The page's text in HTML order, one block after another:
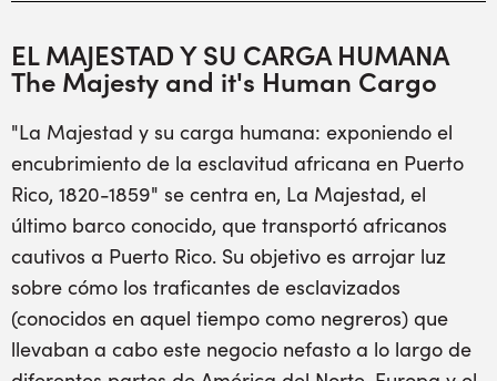
EL MAJESTAD Y SU CARGA HUMANA
The Majesty and it's Human Cargo
"La Majestad y su carga humana: exponiendo el
encubrimiento de la esclavitud africana en Puerto
Rico, 1820-1859" se centra en, La Majestad, el
último barco conocido, que transportó africanos
cautivos a Puerto Rico. Su objetivo es arrojar luz
sobre cómo los traficantes de esclavizados
(conocidos en aquel tiempo como negreros) que
llevaban a cabo este negocio nefasto a lo largo de